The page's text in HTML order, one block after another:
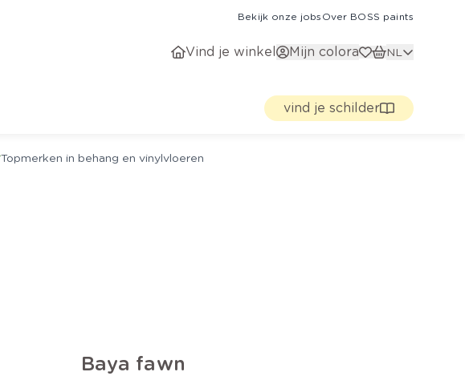
Bekijk onze jobs Over BOSS paints
Vind je winkel Mijn colora NL
vind je schilder
Topmerken in behang en vinylvloeren
Baya fawn